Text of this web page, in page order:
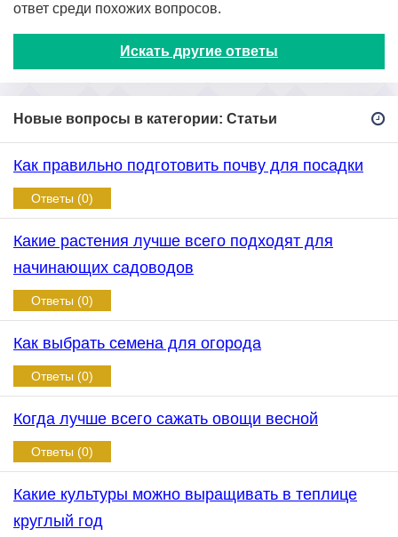
ответ среди похожих вопросов.
Искать другие ответы
Новые вопросы в категории: Статьи
Как правильно подготовить почву для посадки
Ответы (0)
Какие растения лучше всего подходят для
начинающих садоводов
Ответы (0)
Как выбрать семена для огорода
Ответы (0)
Когда лучше всего сажать овощи весной
Ответы (0)
Какие культуры можно выращивать в теплице
круглый год